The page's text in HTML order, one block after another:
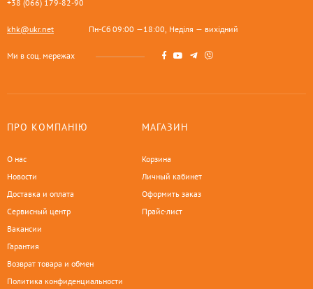
+38 (066) 179-82-90
khk@ukr.net Пн-Сб 09:00 —18:00, Неділя — вихідний
Ми в соц. мережах
ПРО КОМПАНІЮ
О нас
Новости
Доставка и оплата
Сервисный центр
Вакансии
Гарантия
Возврат товара и обмен
Политика конфиденциальности
МАГАЗИН
Корзина
Личный кабинет
Оформить заказ
Прайс-лист